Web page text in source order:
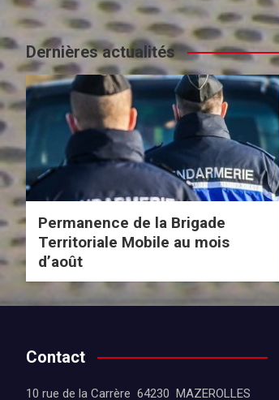
Dernières actualités
Permanence de la Brigade
Territoriale Mobile au mois
d’août
Contact
10 rue de la Carrère 64230 MAZEROLLES